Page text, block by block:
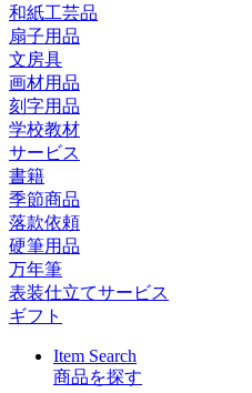
和紙工芸品
扇子用品
文房具
画材用品
刻字用品
学校教材
サービス
書籍
季節商品
落款依頼
硬筆用品
万年筆
表装仕立てサービス
ギフト
Item Search
商品を探す